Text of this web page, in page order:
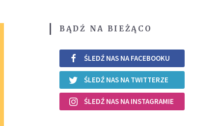
BĄDŹ NA BIEŻĄCO
ŚLEDŹ NAS NA FACEBOOKU
ŚLEDŹ NAS NA TWITTERZE
ŚLEDŹ NAS NA INSTAGRAMIE